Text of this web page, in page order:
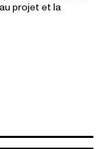
projet et la